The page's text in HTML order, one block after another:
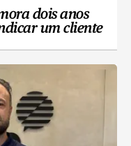
dois anos
um cliente